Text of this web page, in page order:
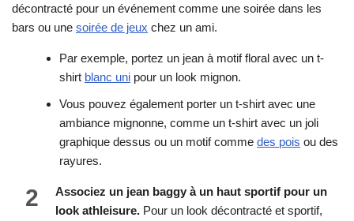
décontracté pour un événement comme une soirée dans les
bars ou une soirée de jeux chez un ami.
Par exemple, portez un jean à motif floral avec un t-
shirt blanc uni pour un look mignon.
Vous pouvez également porter un t-shirt avec une
ambiance mignonne, comme un t-shirt avec un joli
graphique dessus ou un motif comme des pois ou des
rayures.
2
Associez un jean baggy à un haut sportif pour un
look athleisure. Pour un look décontracté et sportif,